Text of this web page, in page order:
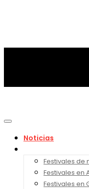
Noticias
Festivales de
Festivales en
Festivales en